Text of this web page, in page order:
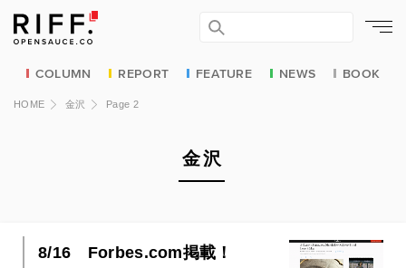
COLUMN REPORT FEATURE NEWS BOOK
HOME 金沢 Page 2
金沢
8/16 Forbes.com掲載！